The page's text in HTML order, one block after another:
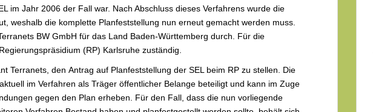
im Jahr 2006 der Fall war. Nach Abschluss dieses Verfahrens wurde die
weshalb die komplette Planfeststellung nun erneut gemacht werden muss.
BW GmbH für das Land Baden-Württemberg durch. Für die
(RP) Karlsruhe zuständig.
Terranets, den Antrag auf Planfeststellung der SEL beim RP zu stellen. Die
im Verfahren als Träger öffentlicher Belange beteiligt und kann im Zuge
gegen den Plan erheben. Für den Fall, dass die nun vorliegende